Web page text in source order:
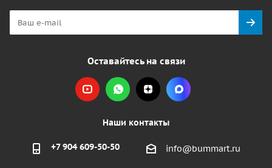
Оставайтесь на связи
Наши контакты
+7 904 609-50-50 info@bummart.ru